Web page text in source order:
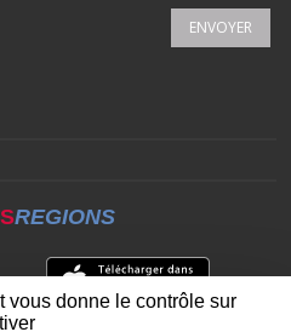
ENVOYER
REGIONS
vous donne le contrôle sur